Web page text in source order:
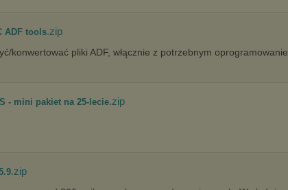
Wyrażenie sprzeciwu spowoduje, że
będzie dopasowana do Twoich preferencji,
Istnieje możliwość zmiany ustawień
sposób uniemożliwiający
urządzeniu końcowym. Można również
dokonując odpowiednich zmian w
Pełną informację na ten temat
ADF tools.zip
konwertować pliki ADF, włącznie z potrzebnym
- mini pakiet na 25-lecie.zip
.zip